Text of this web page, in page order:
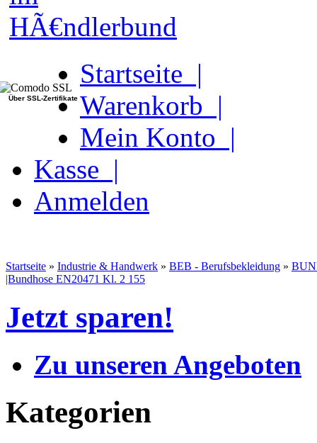
Über SSL-Zertifikate
Startseite |
Warenkorb |
Mein Konto |
Kasse |
Anmelden
Startseite » Industrie & Handwerk » BEB - Berufsbekleidung »
|Bundhose EN20471 Kl. 2 155
Jetzt sparen!
Zu unseren Angeboten
Kategorien